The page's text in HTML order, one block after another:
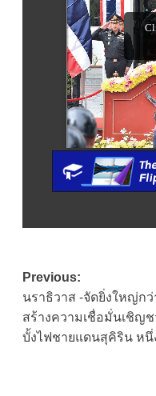
Post
navigation
Previous:
นราธิวาส -จัดยิ่งใหญ่ก
สร้างความเชื่อมั่นเชิญ
บั้งไฟชายแดนสุคิริน หนึ่